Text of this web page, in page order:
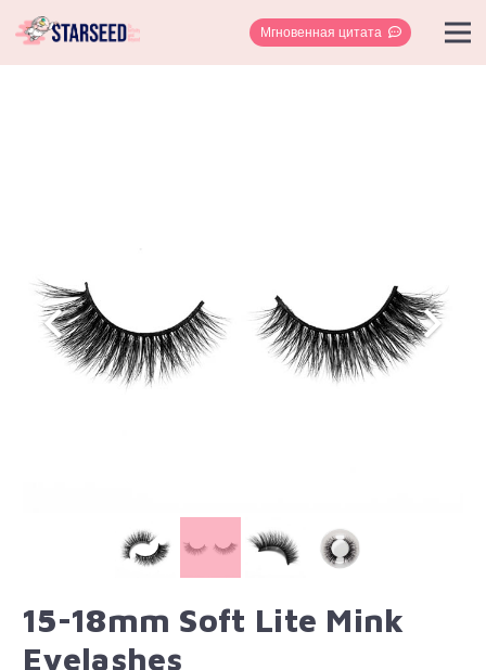
Мгновенная цитата
15-18mm Soft Lite Mink
Eyelashes